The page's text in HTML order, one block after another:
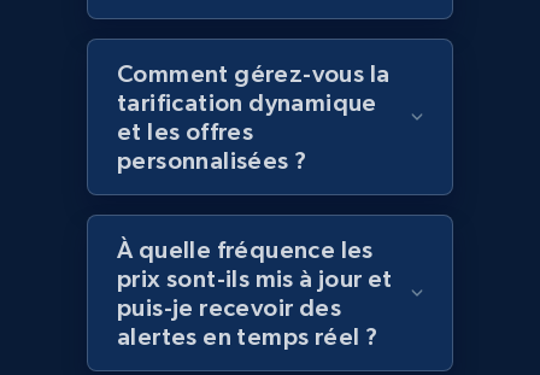
2.1K+ 375+ Commencer
Amazon products global dataset - Collects
products by specific category URL
Title, Seller name, Brand, Description, Initial
price, Currency, Availability, Reviews count, and
more.
Comment gérez-vous la
tarification dynamique
et les offres
personnalisées ?
À quelle fréquence les
prix sont-ils mis à jour et
puis-je recevoir des
alertes en temps réel ?